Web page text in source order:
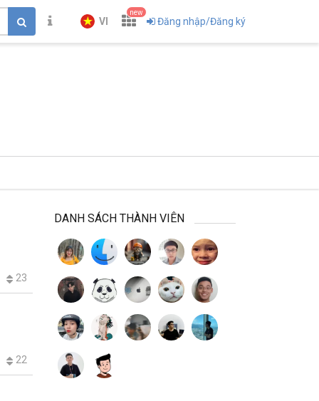
VI
new
Đăng nhập/Đăng ký
23
22
DANH SÁCH THÀNH VIÊN